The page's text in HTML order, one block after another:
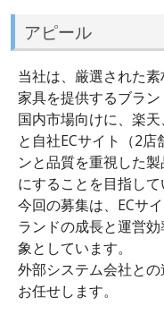
アピール
当社は、厳選された
家具を提供するブラン
国内市場向けに、楽
と自社ECサイト（2
ンと品質を重視した
にすることを目指して
今回の募集は、ECサ
ランドの成長と運営
象としています。
外部システム会社と
お任せします。